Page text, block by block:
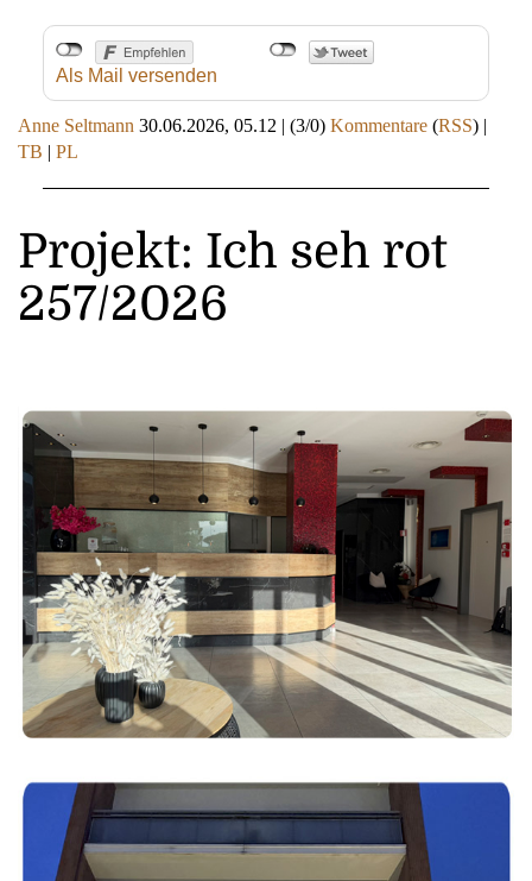
Als Mail versenden
Anne Seltmann 30.06.2026, 05.12 | (3/0) Kommentare (RSS) |
TB | PL
Projekt: Ich seh rot
257/2026